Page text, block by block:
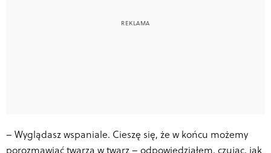
– Wyglądasz wspaniale. Cieszę się, że w końcu możemy
porozmawiać twarzą w twarz – odpowiedziałem, czując, jak